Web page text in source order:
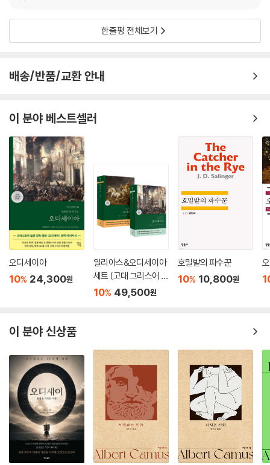
한줄평 전체보기
배송/반품/교환 안내
이 분야 베스트셀러
오디세이아
10% 24,300원
일리아스&오디세이아
세트 (고대 그리스어 완
역본)
10% 49,500원
호밀밭의 파수꾼
10% 10,800원
이 분야 신상품